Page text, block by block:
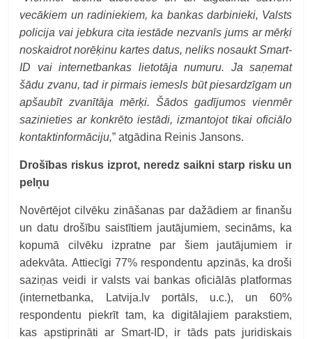
vecākiem un radiniekiem, ka bankas darbinieki, Valsts
policija vai jebkura cita iestāde nezvanīs jums ar mērķi
noskaidrot norēķinu kartes datus, neliks nosaukt Smart-
ID vai internetbankas lietotāja numuru. Ja saņemat
šādu zvanu, tad ir pirmais iemesls būt piesardzīgam un
apšaubīt zvanītāja mērķi. Šādos gadījumos vienmēr
sazinieties ar konkrēto iestādi, izmantojot tikai oficiālo
kontaktinformāciju,” atgādina Reinis Jansons.
Drošības riskus izprot, neredz saikni starp risku un
pelņu
Novērtējot cilvēku zināšanas par dažādiem ar finanšu
un datu drošību saistītiem jautājumiem, secināms, ka
kopumā cilvēku izpratne par šiem jautājumiem ir
adekvāta. Attiecīgi 77% respondentu apzinās, ka droši
saziņas veidi ir valsts vai bankas oficiālās platformas
(internetbanka, Latvija.lv portāls, u.c.), un 60%
respondentu piekrīt tam, ka digitālajiem parakstiem,
kas apstiprināti ar Smart-ID, ir tāds pats juridiskais